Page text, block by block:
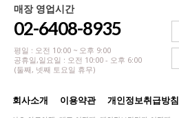
매장 영업시간
02-6408-8935
평일 : 오전 10:00 ~ 오후 9:00
공휴일,일요일 : 오전 10:00 - 오후 6:00
(둘째, 넷째 토요일 휴무)
회사소개 이용약관 개인정보취급방침